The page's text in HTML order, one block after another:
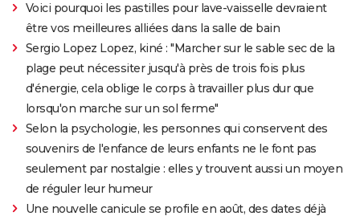
Uncharted : faut-il connaître le jeu avant de voir le
film ?
Venom : synopsis, casting, streaming, avis... Tout sur
le film avec Tom Hardy
Ant-Man 3 : critiques, scène post-générique, bande-
annonce, casting...
Fast and Furious 9 : synopsis, casting, bande-
annonce, streaming, photos, avis...
Top Gun Maverick : Tom Cruise a-t-il vraiment piloté
des avions pour les besoins du film ?
Voici pourquoi les pastilles pour lave-vaisselle devraient
être vos meilleures alliées dans la salle de bain
Sergio Lopez Lopez, kiné : "Marcher sur le sable sec de la
plage peut nécessiter jusqu'à près de trois fois plus
d'énergie, cela oblige le corps à travailler plus dur que
lorsqu'on marche sur un sol ferme"
Selon la psychologie, les personnes qui conservent des
souvenirs de l'enfance de leurs enfants ne le font pas
seulement par nostalgie : elles y trouvent aussi un moyen
de réguler leur humeur
Une nouvelle canicule se profile en août, des dates déjà